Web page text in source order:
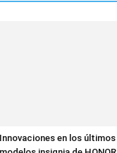
Innovaciones en los últimos